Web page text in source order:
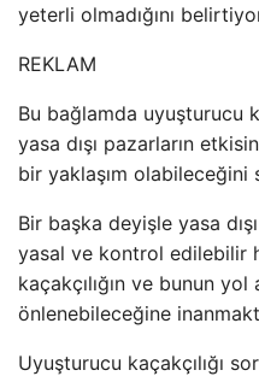
yeterli olmadığını
REKLAM
Bu bağlamda uyuşturucu
yasa dışı pazarların
bir yaklaşım olabileceğini
Bir başka deyişle yasa
yasal ve kontrol edilebilir
kaçakçılığın ve bunun yol
önlenebileceğine
Uyuşturucu kaçakçılığı